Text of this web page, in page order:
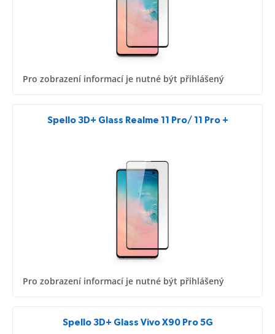
Pro zobrazení informací je nutné být přihlášený
Spello 3D+ Glass Realme 11 Pro/ 11 Pro +
Pro zobrazení informací je nutné být přihlášený
Spello 3D+ Glass Vivo X90 Pro 5G